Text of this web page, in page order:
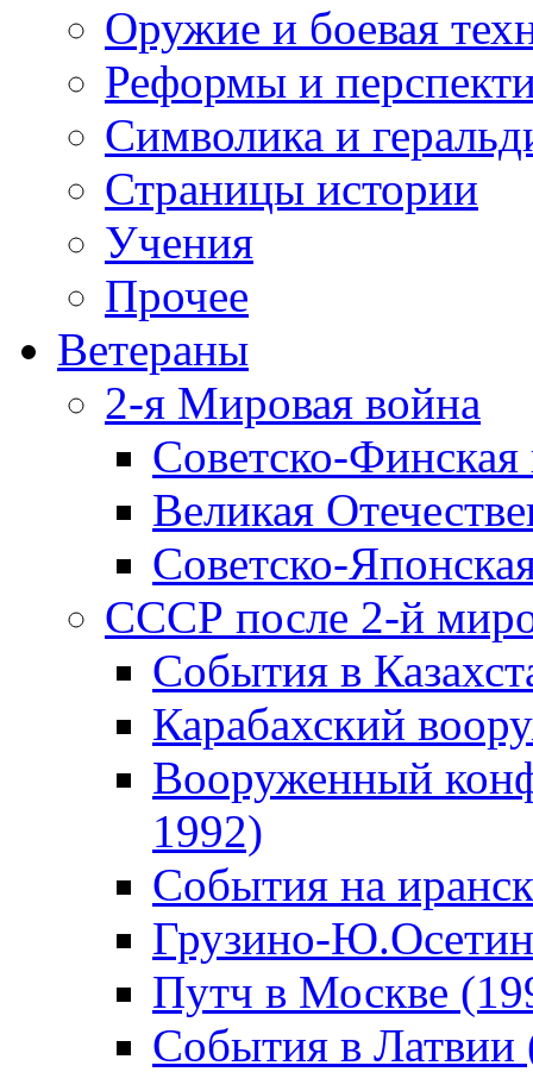
Оружие и боевая
Реформы и
Символика и
Страницы истории
Учения
Прочее
Ветераны
2-я Мировая война
Советско-
Великая
Советско-
СССР после 2-й
События в
Карабахский
Вооруженный
1992)
События на
Грузино-
Путч в Москве
События в Латвии